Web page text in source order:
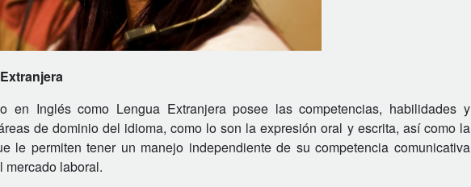
en Inglés como Lengua Extranjera posee las competencias, habilidades y
de dominio del idioma, como lo son la expresión oral y escrita, así como la
le permiten tener un manejo independiente de su competencia comunicativa
mercado laboral.